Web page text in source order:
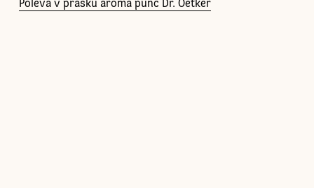
Poleva v prášku aróma punč Dr. Oetker